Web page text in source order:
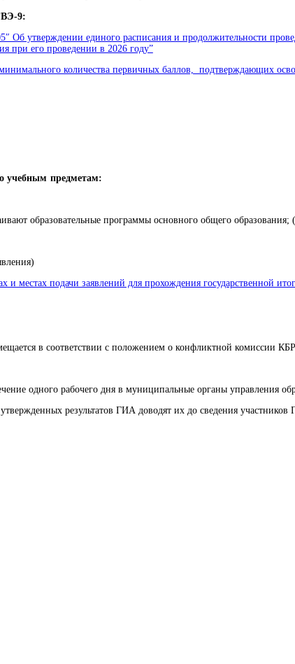
9:
утверждении единого расписания и продолжительности
при его проведении в 2026 году”
количества первичных баллов, подтверждающих
учебным предметам:
образовательные программы основного общего образования;
подачи заявлений для прохождения государственной
в соответствии с положением о конфликтной комиссии
одного рабочего дня в муниципальные органы управления
результатов ГИА доводят их до сведения